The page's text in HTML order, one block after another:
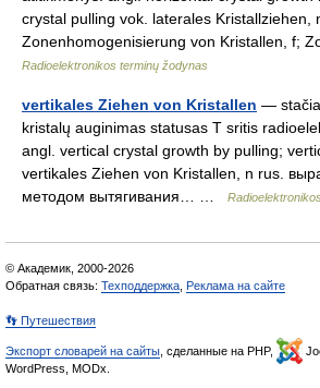
crystal pulling vok. laterales Kristallziehen,
Zonenhomogenisierung von Kristallen, f;
Radioelektronikos terminų žodynas
vertikales Ziehen von Kristallen —
kristalų auginimas statusas T sritis
angl. vertical crystal growth by pulling;
vertikales Ziehen von Kristallen, n rus.
методом вытягивания… …
© Академик, 2000-2026
Обратная связь: Техподдержка Реклама на сайте
👣 Путешествия
Экспорт словарей на сайты , сделанные на PHP,
WordPress, MODx.